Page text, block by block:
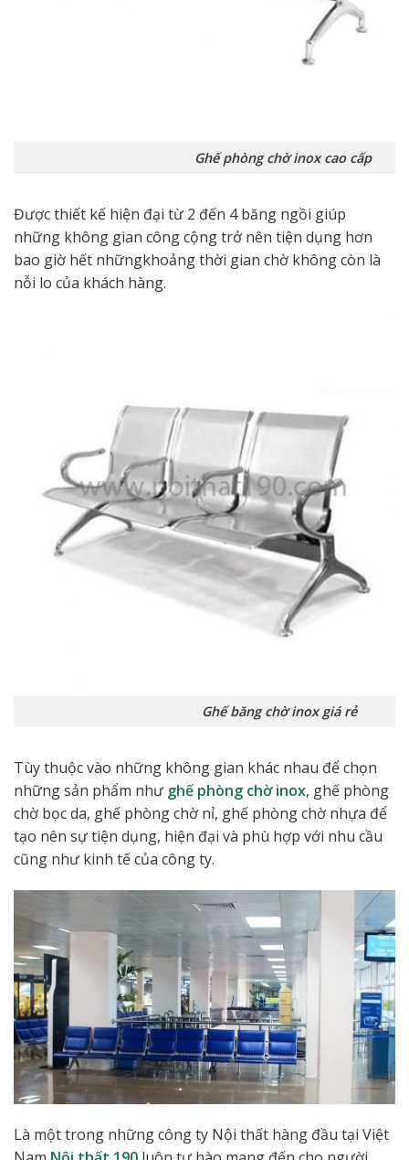
Ghế phòng chờ inox cao cấp
Được thiết kế hiện đại từ 2 đến 4 băng ngồi giúp
những không gian công cộng trở nên tiện dụng hơn
bao giờ hết nhữngkhoảng thời gian chờ không còn là
nỗi lo của khách hàng.
Ghế băng chờ inox giá rẻ
Tùy thuộc vào những không gian khác nhau để chọn
những sản phẩm như ghế phòng chờ inox, ghế phòng
chờ bọc da, ghế phòng chờ nỉ, ghế phòng chờ nhựa để
tạo nên sự tiện dụng, hiện đại và phù hợp với nhu cầu
cũng như kinh tế của công ty.
Là một trong những công ty Nội thất hàng đầu tại Việt